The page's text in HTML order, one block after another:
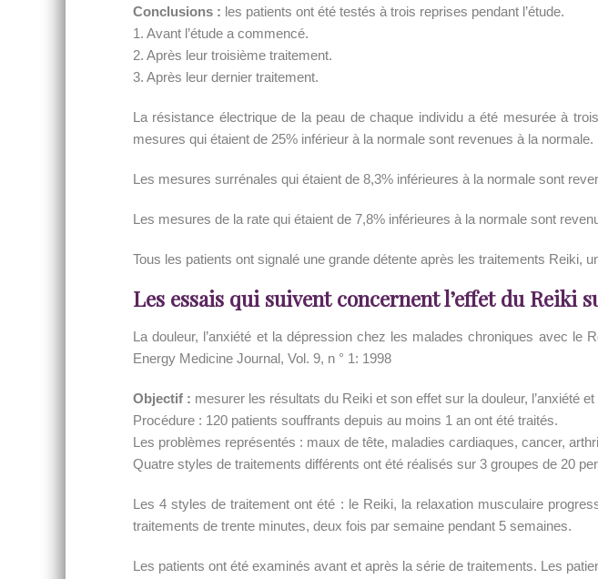
Conclusions : les patients ont été testés à trois reprises pendant l’étude.
1. Avant l’étude a commencé.
2. Après leur troisième traitement.
3. Après leur dernier traitement.
La résistance électrique de la peau de chaque individu a été mesurée à
mesures qui étaient de 25% inférieur à la normale sont revenues à la normale.
Les mesures surrénales qui étaient de 8,3% inférieures à la normale sont
Les mesures de la rate qui étaient de 7,8% inférieures à la normale sont
Tous les patients ont signalé une grande détente après les traitements Reiki,
Les essais qui suivent concernent l’effet du Reiki
La douleur, l’anxiété et la dépression chez les malades chroniques avec
Energy Medicine Journal, Vol. 9, n ° 1: 1998
Objectif : mesurer les résultats du Reiki et son effet sur la douleur, l’anxiété
Procédure : 120 patients souffrants depuis au moins 1 an ont été traités.
Les problèmes représentés : maux de tête, maladies cardiaques, cancer,
Quatre styles de traitements différents ont été réalisés sur 3 groupes de 20
Les 4 styles de traitement ont été : le Reiki, la relaxation musculaire
traitements de trente minutes, deux fois par semaine pendant 5 semaines.
Les patients ont été examinés avant et après la série de traitements. Les